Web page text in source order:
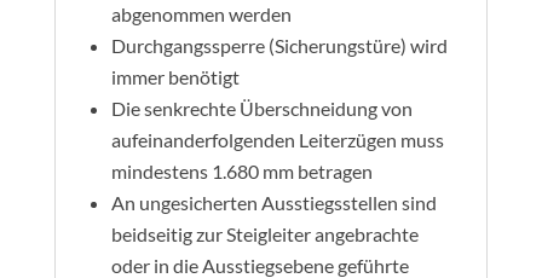
abgenommen werden
Durchgangssperre (Sicherungstüre) wird
immer benötigt
Die senkrechte Überschneidung von
aufeinanderfolgenden Leiterzügen muss
mindestens 1.680 mm betragen
An ungesicherten Ausstiegsstellen sind
beidseitig zur Steigleiter angebrachte
oder in die Ausstiegsebene geführte